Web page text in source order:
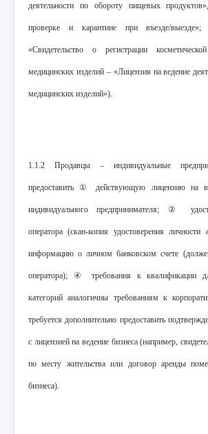
деятельности по обороту пищевых
проверке и карантине при въезде/
«Свидетельство о регистрации
медицинских изделий – «Лицензия на ведение
медицинских изделий»).
1.1.2 Продавцы – индивидуальные
предоставить ① действующую лицензию на
индивидуального предпринимателя; ②
оператора (скан-копия удостоверения
информацию о личном банковском счете
оператора); ④ требования к квалификации
категорий аналогичны требованиям к
требуется дополнительно предоставить
с лицензией на ведение бизнеса (например,
по месту жительства или договор аренды
бизнеса).